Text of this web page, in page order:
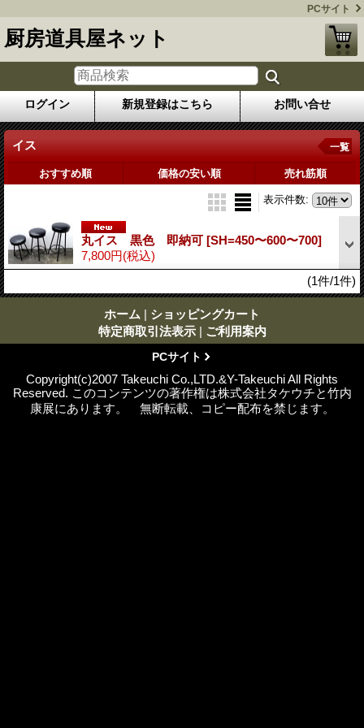
PCサイト
厨房道具屋ネット
ログイン 新規登録はこちら お問い合せ
イス 一覧
おすすめ順 価格の安い順 売れ筋順
表示件数:
丸イス 黒色 即納可 [SH=450〜600〜700]
7,800円(税込)
(1件/1件)
ホーム | ショッピングカート
特定商取引法表示 | ご利用案内
PCサイト
Copyright(c)2007 Takeuchi Co.,LTD.&Y-Takeuchi All Rights
Reserved. このコンテンツの著作権は株式会社タケウチと竹内
康展にあります。 無断転載、コピー配布を禁じます。